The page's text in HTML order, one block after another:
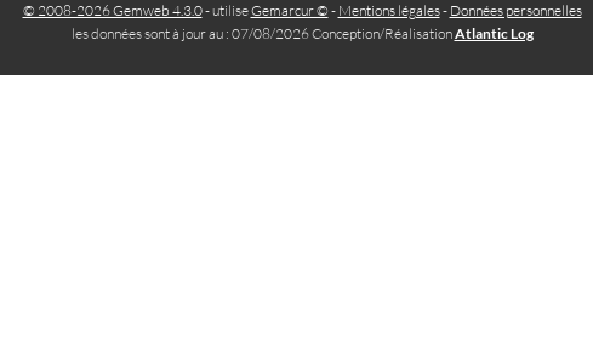
© 2008-2026 Gemweb 4.3.0- utiliseGemarcur © - Mentions légales- Données personnelles
les données sont à jour au : 07/08/2026 Conception/RéalisationAtlantic Log